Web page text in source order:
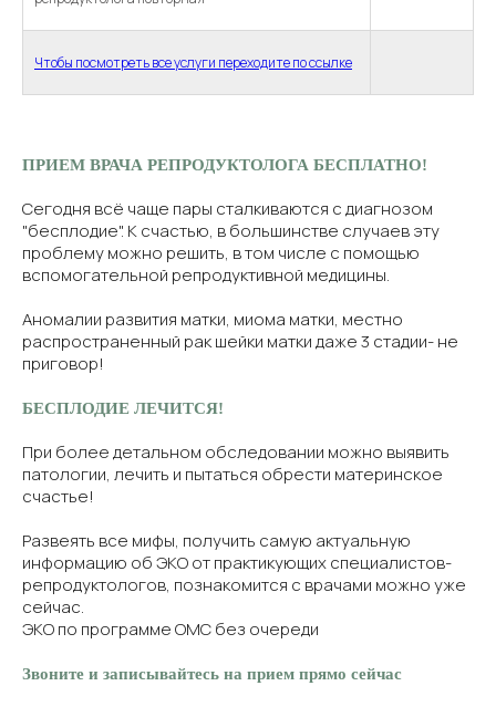
Чтобы посмотреть все услуги переходите по ссылке
ПРИЕМ ВРАЧА РЕПРОДУКТОЛОГА БЕСПЛАТНО!
Сегодня всё чаще пары сталкиваются с диагнозом
"бесплодие". К счастью, в большинстве случаев эту
проблему можно решить, в том числе с помощью
вспомогательной репродуктивной медицины.
Аномалии развития матки, миома матки, местно
распространенный рак шейки матки даже 3 стадии- не
приговор!
БЕСПЛОДИЕ ЛЕЧИТСЯ!
При более детальном обследовании можно выявить
патологии, лечить и пытаться обрести материнское
счастье!
Развеять все мифы, получить самую актуальную
информацию об ЭКО от практикующих специалистов-
репродуктологов, познакомится с врачами можно уже
сейчас.
ЭКО по программе ОМС без очереди
Звоните и записывайтесь на прием прямо сейчас